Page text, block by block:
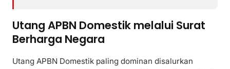
Utang APBN Domestik melalui Surat
Berharga Negara
Utang APBN Domestik paling dominan disalurkan